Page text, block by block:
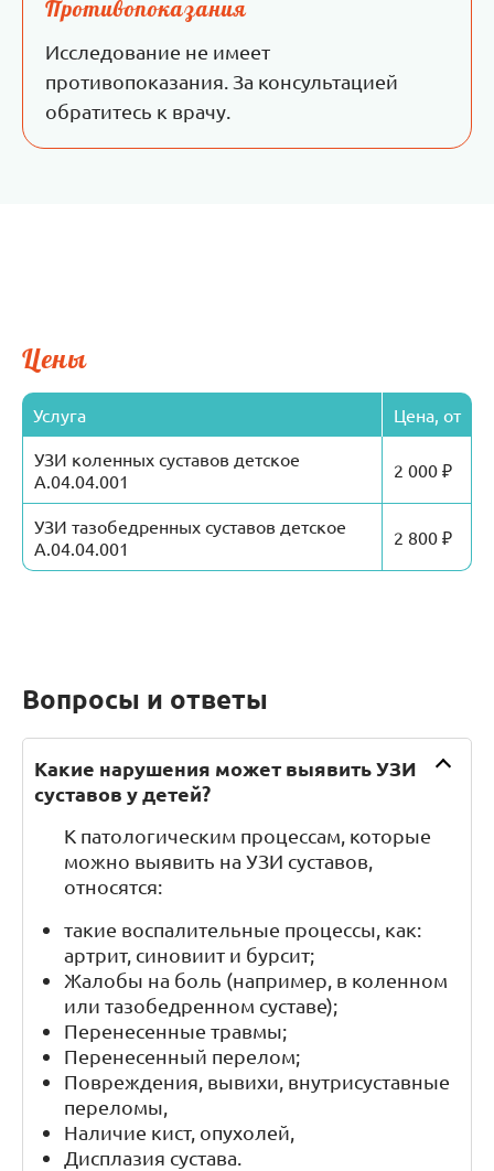
Противопоказания
Исследование не имеет
противопоказания. За консультацией
обратитесь к врачу.
Цены
Услуга
Цена, от
УЗИ коленных суставов детское
А.04.04.001
2 000 ₽
УЗИ тазобедренных суставов детское
А.04.04.001
2 800 ₽
Вопросы и ответы
Какие нарушения может выявить УЗИ
суставов у детей?
К патологическим процессам, которые
можно выявить на УЗИ суставов,
относятся:
такие воспалительные процессы, как:
артрит, синовиит и бурсит;
Жалобы на боль (например, в коленном
или тазобедренном суставе);
Перенесенные травмы;
Перенесенный перелом;
Повреждения, вывихи, внутрисуставные
переломы,
Наличие кист, опухолей,
Дисплазия сустава.